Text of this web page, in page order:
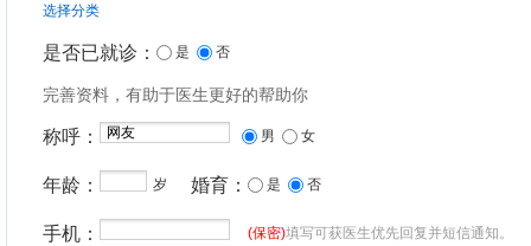
选择分类
是否已就诊： 是 否
完善资料，有助于医生更好的帮助你
称呼： 男 女
年龄： 岁 婚育： 是 否
手机： (保密)填写可获医生优先回复并短信通知。